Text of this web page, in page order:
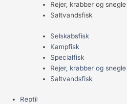
Rejer, krabber og snegle
Saltvandsfisk
Selskabsfisk
Kampfisk
Specialfisk
Rejer, krabber og snegle
Saltvandsfisk
Reptil